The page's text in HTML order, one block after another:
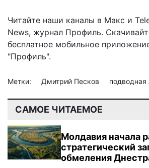
Читайте наши каналы в Макс и
News, журнал Профиль.
бесплатное мобильное
"Профиль".
Метки: Дмитрий Песков подводная
САМОЕ ЧИТАЕМОЕ
Молдавия начала
стратегический
обмеления